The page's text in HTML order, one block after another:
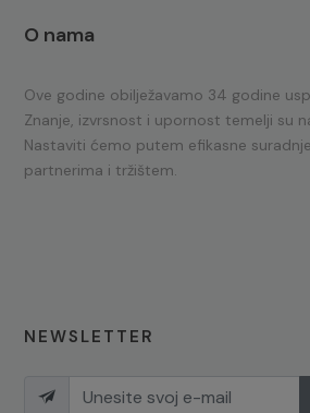
O nama
Ove godine obilježavamo 34 godine
Znanje, izvrsnost i upornost temelji su
Nastaviti ćemo putem efikasne
partnerima i tržištem.
NEWSLETTER